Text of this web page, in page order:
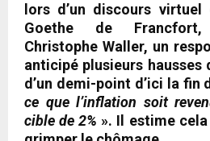
lors d’un discours virtuel
Goethe de
Christophe Waller, un
anticipé plusieurs
d’un demi-point d’ici la fin
ce que l’inflation soit
cible de 2% ». Il estime